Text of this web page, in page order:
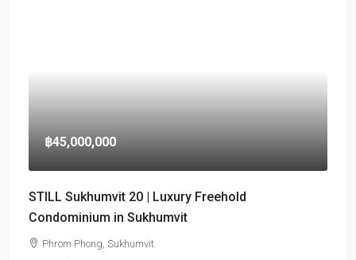
฿45,000,000
STILL Sukhumvit 20 | Luxury Freehold
Condominium in Sukhumvit
Phrom Phong, Sukhumvit